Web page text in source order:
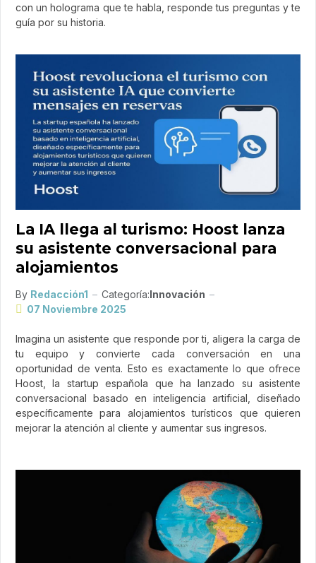
con un holograma que te habla, responde tus preguntas y te
guía por su historia.
La IA llega al turismo: Hoost lanza
su asistente conversacional para
alojamientos
By Redacción1 Categoría:Innovación
07 Noviembre 2025
Imagina un asistente que responde por ti, aligera la carga de
tu equipo y convierte cada conversación en una
oportunidad de venta. Esto es exactamente lo que ofrece
Hoost, la startup española que ha lanzado su asistente
conversacional basado en inteligencia artificial, diseñado
específicamente para alojamientos turísticos que quieren
mejorar la atención al cliente y aumentar sus ingresos.